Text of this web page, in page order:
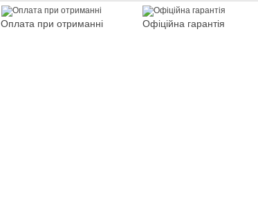
Оплата при отриманні Офіційна гарантія